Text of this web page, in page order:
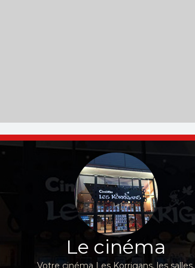
Le cinéma
Votre cinéma Les Korrigans, les salles,